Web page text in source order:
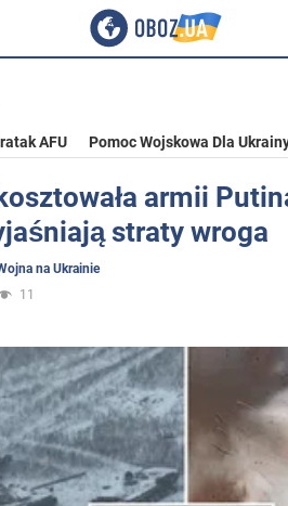
AFU Pomoc Wojskowa Dla
armii
straty wroga
na Ukrainie
11